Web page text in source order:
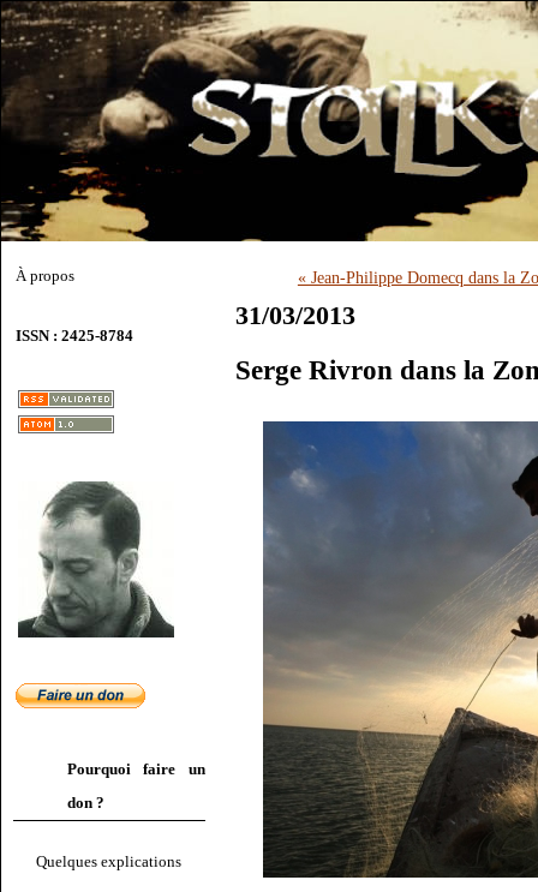
À propos
ISSN : 2425-8784
Pourquoi faire un
don ?
Quelques explications
« Jean-Philippe Domecq dans la
31/03/2013
Serge Rivron dans la